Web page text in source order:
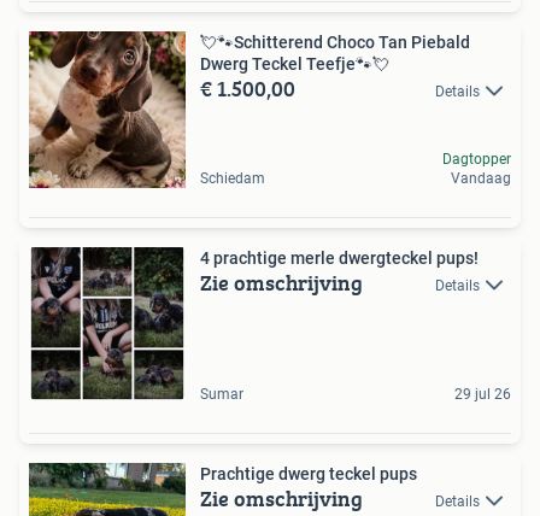
💘🐾Schitterend Choco Tan Piebald
Dwerg Teckel Teefje🐾💘
€ 1.500,00 Details
Schiedam
Dagtopper
Vandaag
4 prachtige merle dwergteckel pups!
Zie omschrijving Details
Sumar 29 jul 26
Prachtige dwerg teckel pups
Zie omschrijving Details